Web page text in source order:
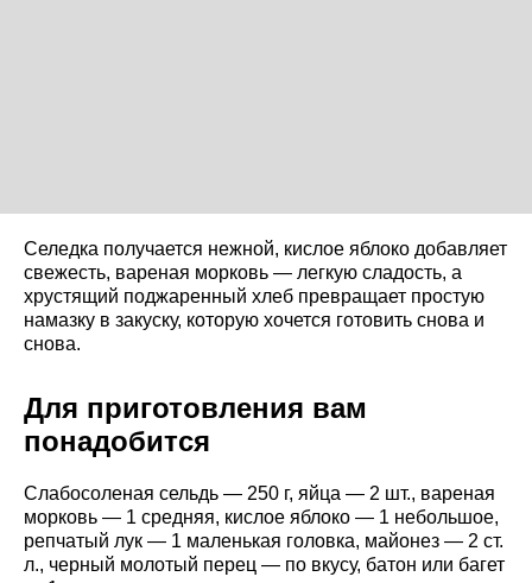
Селедка получается нежной, кислое яблоко добавляет
свежесть, вареная морковь — легкую сладость, а
хрустящий поджаренный хлеб превращает простую
намазку в закуску, которую хочется готовить снова и
снова.
Для приготовления вам
понадобится
Слабосоленая сельдь — 250 г, яйца — 2 шт., вареная
морковь — 1 средняя, кислое яблоко — 1 небольшое,
репчатый лук — 1 маленькая головка, майонез — 2 ст.
л., черный молотый перец — по вкусу, батон или багет